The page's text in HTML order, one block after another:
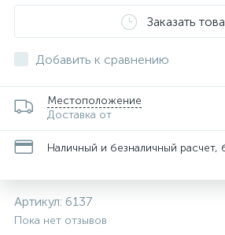
Заказать
Добавить к сравнению
Местоположение
Доставка от
Наличный и безналичный расчет,
Артикул: 6137
Пока нет отзывов